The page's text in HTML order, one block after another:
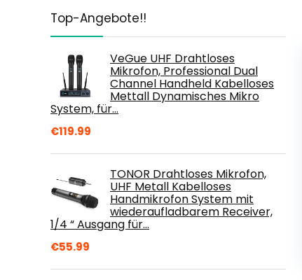
Top-Angebote!!
VeGue UHF Drahtloses
Mikrofon, Professional Dual
Channel Handheld Kabelloses
Mettall Dynamisches Mikro
System, für…
€119.99
TONOR Drahtloses Mikrofon,
UHF Metall Kabelloses
Handmikrofon System mit
wiederaufladbarem Receiver,
1/4 “ Ausgang für…
€55.99